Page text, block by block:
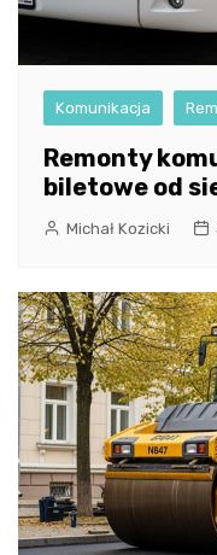
Komunikacja
Remonty
biletowe od
Michał Kozicki